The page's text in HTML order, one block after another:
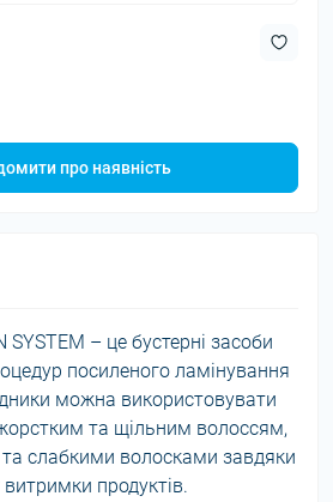
про наявність
SYSTEM – це бустерні засоби
посиленого ламінування
можна використовувати
та щільним волоссям,
слабкими волосками завдяки
продуктів.